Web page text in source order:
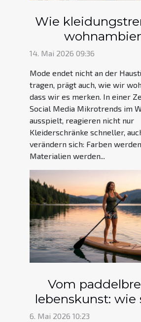
Wie
unbewusst
14. Mai 2026 09:36
Mode endet nicht an der
tragen, prägt auch, wie wir
dass wir es merken. In einer
Social Media Mikrotrends im
ausspielt, reagieren nicht nur
Kleiderschränke schneller,
verändern sich: Farben
Materialien werden...
Vom
lebenskunst: wie
wohlbefinden
6. Mai 2026 10:23